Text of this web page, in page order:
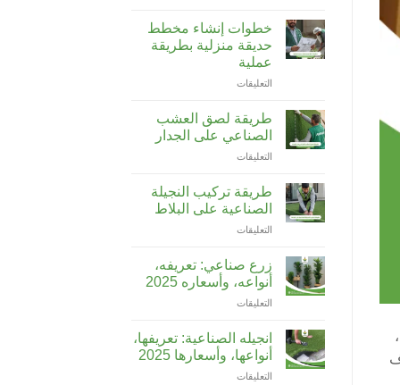
على
النباتات
مغلقة
الحدائق
المنزلية
وطرق
للحفاظ
نباتات
مغلقة
خطوات إنشاء مخطط
حديقة منزلية بطريقة
عملية
التعليقاتعلى
إنشاء
مخطط
حديقة
منزلية
عملية
مغلقة
طريقة لصق العشب
الصناعي على الجدار
التعليقاتعلى
لصق
العشب
الصناعي
على
مغلقة
طريقة تركيب النجيلة
الصناعية على البلاط
التعليقاتعلى
تركيب
النجيلة
الصناعية
على
مغلقة
زرع صناعي: تعريفه،
أنواعه، وأسعاره 2025
التعليقاتعلى
صناعي:
تعريفه،
أنواعه،
وأسعاره
انجيله الصناعية: تعريفها،
أنواعها، وأسعارها 2025
التعليقاتعلى